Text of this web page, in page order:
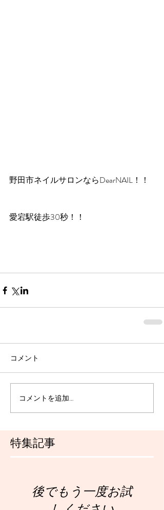
特集記事
野田市ネイルサロンならDearNAIL！！
愛宕駅徒歩30秒！！
コメント
コメントを追加…
後でもう一度お試